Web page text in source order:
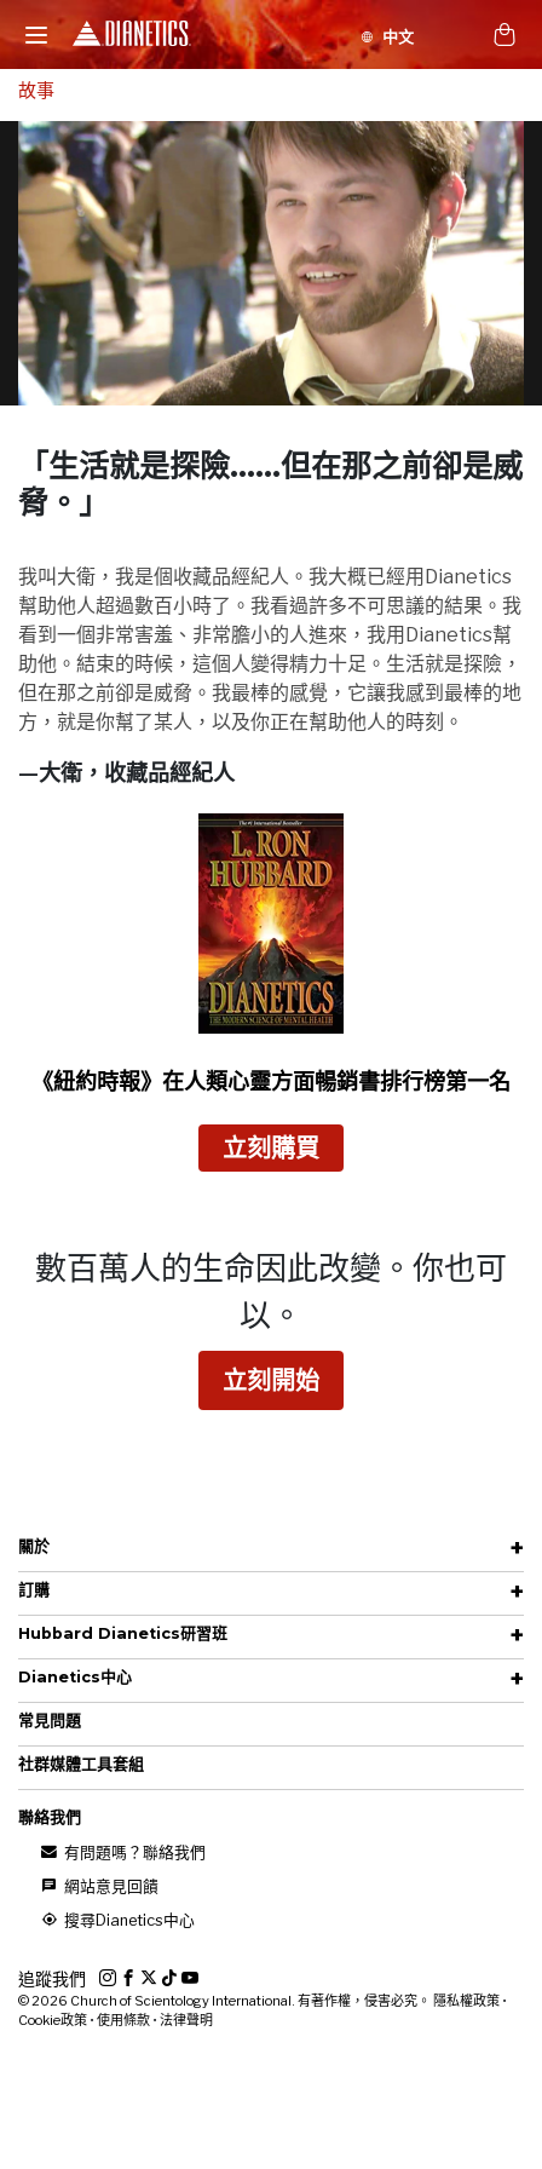
故事
「生活就是探險……但在那之前卻是威
脅。」
我叫大衛，我是個收藏品經紀人。我大概已經用Dianetics
幫助他人超過數百小時了。我看過許多不可思議的結果。我
看到一個非常害羞、非常膽小的人進來，我用Dianetics幫
助他。結束的時候，這個人變得精力十足。生活就是探險，
但在那之前卻是威脅。我最棒的感覺，它讓我感到最棒的地
方，就是你幫了某人，以及你正在幫助他人的時刻。
—大衛，收藏品經紀人
《紐約時報》 在人類心靈方面暢銷書排行榜第一名
立刻購買
數百萬人的生命因此改變。 你也可
以。
立刻開始
關於
訂購
Hubbard Dianetics研習班
Dianetics中心
常見問題
社群媒體工具套組
聯絡我們
有問題嗎？聯絡我們
網站意見回饋
搜尋Dianetics中心
追蹤我們
© 2026 Church of Scientology International. 有著作權，侵害必究。 隱私權政策 •
Cookie政策 • 使用條款 • 法律聲明